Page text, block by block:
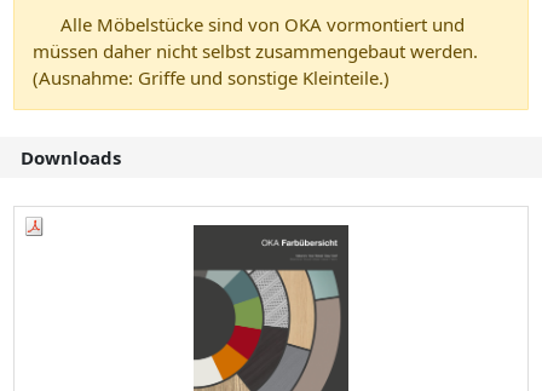
Alle Möbelstücke sind von OKA vormontiert und
müssen daher nicht selbst zusammengebaut werden.
(Ausnahme: Griffe und sonstige Kleinteile.)
Downloads